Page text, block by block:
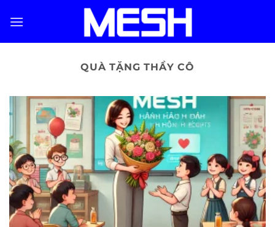
QUÀ TẶNG THẦY CÔ